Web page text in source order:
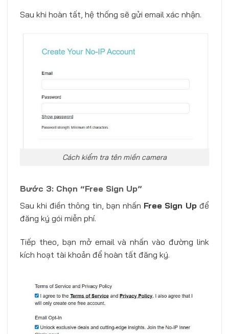
Sau khi hoàn tất, hệ thống sẽ gửi email xác nhận.
Cách kiểm tra tên miền camera
Bước 3: Chọn “Free Sign Up”
Sau khi điền thông tin, bạn nhấn Free Sign Up để
đăng ký gói miễn phí.
Tiếp theo, bạn mở email và nhấn vào đường link
kích hoạt tài khoản để hoàn tất đăng ký.